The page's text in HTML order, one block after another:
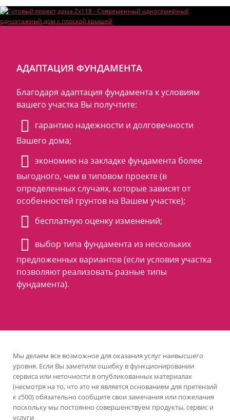
АДАПТАЦИЯ ФУНДАМЕНТА
Благодаря адаптация фундамента к условиям
вашего участка Вы получтите:
гарантию надежности и долговечности
Вашего дома;
экономию на закладке фундамента более
выгодного, чем в типовом проекте (в
определенных случаях, которые зависят от
особенностей грунтов на Вашем участке);
бесплатную оценку изменений;
выбор типа фундамента из нескольких
предложенных вариантов (если условия участка
позволяют реализовать разные типы
фундамента).
Мы делаем все возможное для оказания услуг наивысшего
уровня. Если Вы заметили ошибку в функционировании
сервиса или неточности в опубликованных материалах
(несмотря на то, что это не является основанием для претензий
к z500) обязательно сообщите свои замечания или пожелания
поскольку мы постоянно совершенствуем продукты, сервис и
услуги